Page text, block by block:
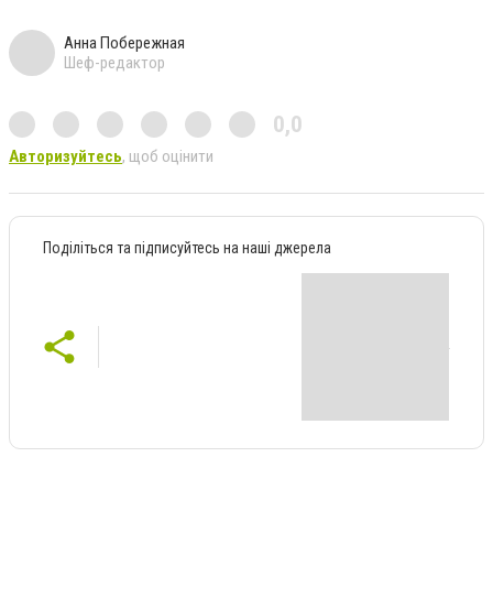
Анна Побережная
Шеф-редактор
0,0
Авторизуйтесь, щоб оцінити
Поділіться та підписуйтесь на наші джерела